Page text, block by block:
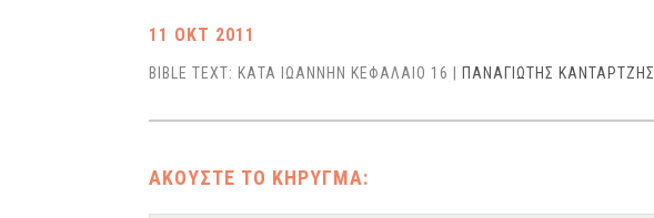
11 ΟΚΤ 2011
BIBLE TEXT: ΚΑΤΑ ΙΩΑΝΝΗΝ ΚΕΦΑΛΑΙΟ 16 ΠΑΝΑΓΙΩΤΗΣ ΚΑΝΤΑΡΤΖΗΣ